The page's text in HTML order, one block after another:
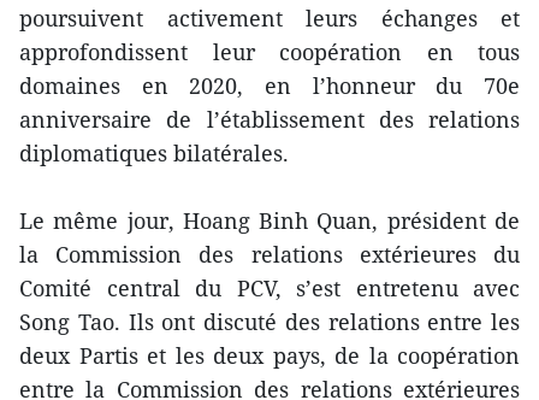
poursuivent activement leurs échanges et
approfondissent leur coopération en tous
domaines en 2020, en l’honneur du 70e
anniversaire de l’établissement des relations
diplomatiques bilatérales.
Le même jour, Hoang Binh Quan, président de
la Commission des relations extérieures du
Comité central du PCV, s’est entretenu avec
Song Tao. Ils ont discuté des relations entre les
deux Partis et les deux pays, de la coopération
entre la Commission des relations extérieures